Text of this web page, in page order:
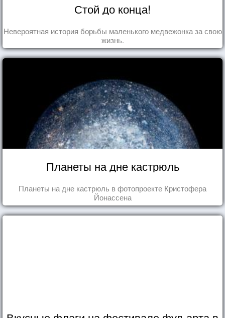
Стой до конца!
Невероятная история борьбы маленького медвежонка за свою
жизнь.
Планеты на дне кастрюль
Планеты на дне кастрюль в фотопроекте Кристофера
Йонассена